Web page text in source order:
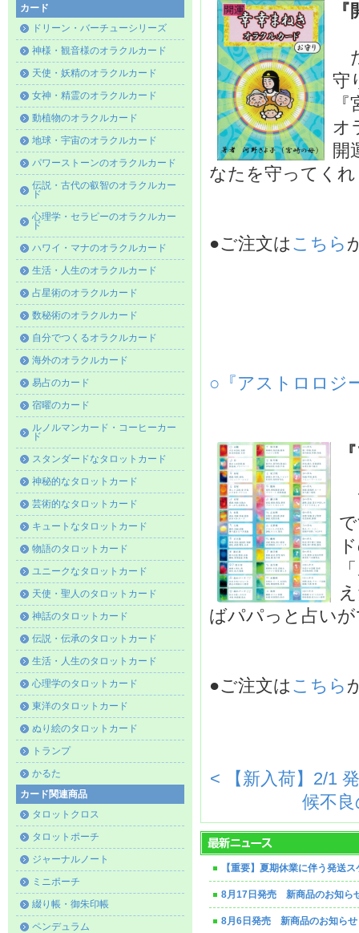
カード
ドリーン・バーチューシリーズ
神様・観音様のオラクルカード
天使・妖精のオラクルカード
女神・精霊のオラクルカード
動植物のオラクルカード
地球・宇宙のオラクルカード
パワーストーンのオラクルカード
伝説・古代の叡智のオラクルカー
ド
心理学・セラピーのオラクルカー
ド
ハワイ・マナのオラクルカード
生活・人生のオラクルカード
占星術のオラクルカード
数秘術のオラクルカード
自分でつくるオラクルカード
海外のオラクルカード
易占のカード
宿曜のカード
ルノルマンカード・コーヒーカー
ド
スタンダードなタロットカード
神秘的なタロットカード
芸術的なタロットカード
キュートなタロットカード
物語のタロットカード
ユニークなタロットカード
天使・聖人のタロットカード
神話のタロットカード
伝説・伝承のタロットカード
生活・人生のタロットカード
心理学のタロットカード
東洋のタロットカード
ぬり絵のタロットカード
トランプ
かるた
カード関連商品
タロットクロス
タロットポーチ
ジャーナルノート
ミニポーチ
綴り帳・御朱印帳
ペンデュラム
守
オ
開
なたを守ってく
●ご注文は こちら
○『アストロロジ
ばパパっと占い
●ご注文は こちら
< 【新入荷】2/1
候不
【重要】夏期休業に伴う発送
8月17日発売 新商品のお知ら
8月6日発売 新商品のお知らせ